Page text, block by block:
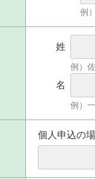
例
姓
例）
名
例）
個人申込の